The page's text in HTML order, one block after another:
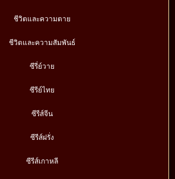
ชีวิตและความตาย
ชีวิตและความสัมพันธ์
ซีรี่ย์วาย
ซีรีย์ไทย
ซีรีส์จีน
ซีรีส์ฝรั่ง
ซีรีส์เกาหลี